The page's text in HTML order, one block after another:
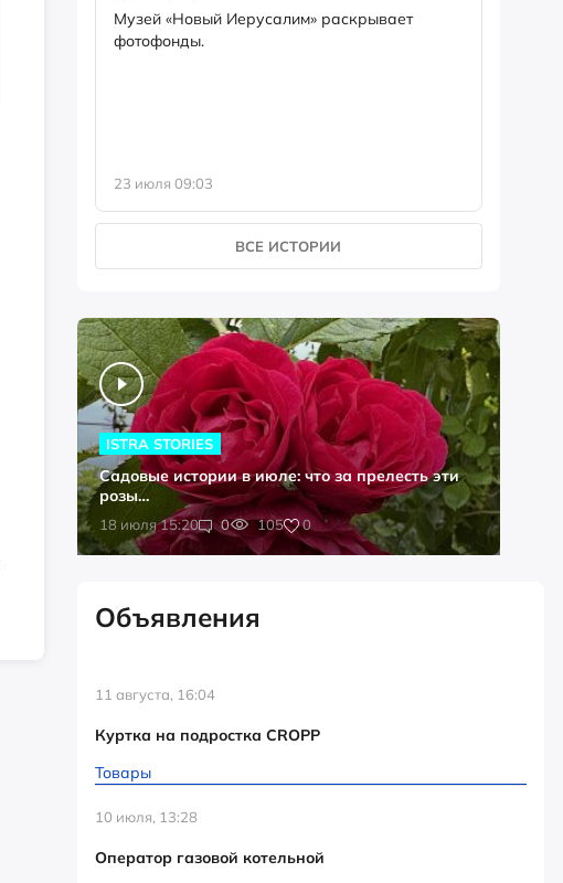
Музей «Новый Иерусалим» раскрывает
фотофонды.
23 июля 09:03
ВСЕ ИСТОРИИ
18 июля 15:20 0 105 0
ISTRA STORIES
Садовые истории в июле: что за прелесть эти
розы…
Объявления
11 августа, 16:04
Куртка на подростка CROPP
Товары
10 июля, 13:28
Оператор газовой котельной